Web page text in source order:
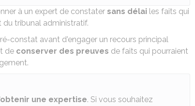
à un expert de constater sans délai les faits qui
du tribunal administratif.
constat avant d'engager un recours principal
de conserver des preuves de faits qui pourraient
une expertise. Si vous souhaitez